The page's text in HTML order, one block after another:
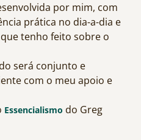
por mim, com
prática no dia-a-dia e
tenho feito sobre o
será conjunto e
com o meu apoio e
Essencialismo do Greg